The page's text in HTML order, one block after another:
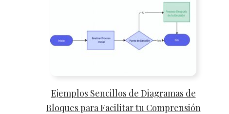
Ejemplos Sencillos de Diagramas de
Bloques para Facilitar tu Comprensión